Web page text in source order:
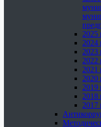
2025
2024
2023
2022
2021
2020
2019
2018
2017